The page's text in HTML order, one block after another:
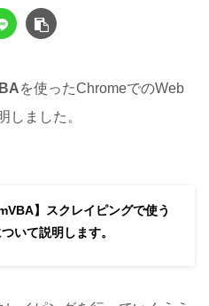
を使ったChromeでのWeb
しました。
】スクレイピングで使う
いて説明します。